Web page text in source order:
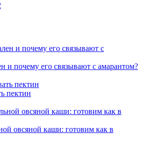
и почему его связывают с амарантом?
пектин
овсяной каши: готовим как в